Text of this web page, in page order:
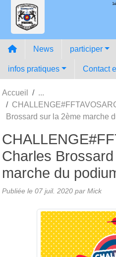
News participer
infos pratiques Contact
Accueil
Brossard sur la 2ème marche
Charles
marche du
Publiée le 07 juil. 2020 par Mick
Panneau de gestion des cookies